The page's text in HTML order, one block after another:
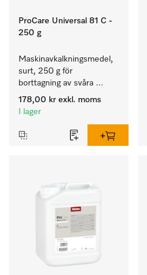
ProCare Universal 81 C -
250 g
Maskinavkalkningsmedel,
surt, 250 g för
borttagning av svåra
kalkavlagringar.
178,00 kr exkl. moms
I lager